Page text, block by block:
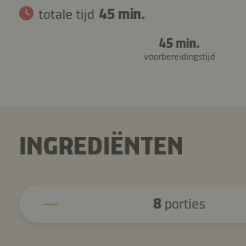
totale tijd 45 min.
45 min.
voorbereidingstijd
INGREDIËNTEN
8porties